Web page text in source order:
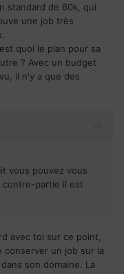
standard de 60k, qui
une job très
quoi le plan pour sa
? Avec un budget
il n'y a que des
vous pouvez vous
contre-partie il est
avec toi sur ce point,
conserver un job sur la
son domaine. La